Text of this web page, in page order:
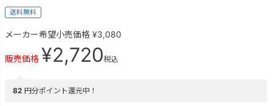
送料無料
メーカー希望小売価格 ¥3,080
販売価格 ¥2,720税込
82 円分ポイント還元中！